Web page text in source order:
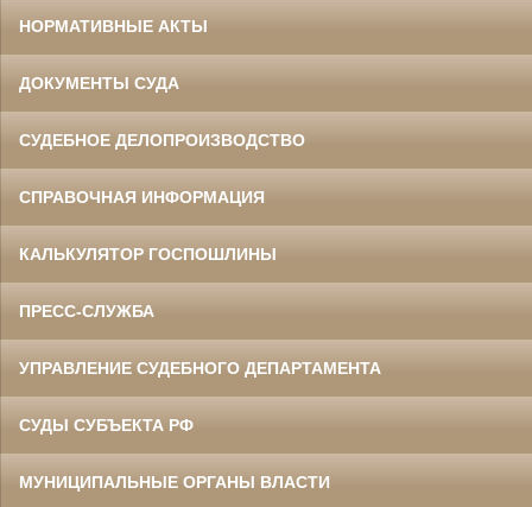
НОРМАТИВНЫЕ АКТЫ
ДОКУМЕНТЫ СУДА
СУДЕБНОЕ ДЕЛОПРОИЗВОДСТВО
СПРАВОЧНАЯ ИНФОРМАЦИЯ
КАЛЬКУЛЯТОР ГОСПОШЛИНЫ
ПРЕСС-СЛУЖБА
УПРАВЛЕНИЕ СУДЕБНОГО ДЕПАРТАМЕНТА
СУДЫ СУБЪЕКТА РФ
МУНИЦИПАЛЬНЫЕ ОРГАНЫ ВЛАСТИ